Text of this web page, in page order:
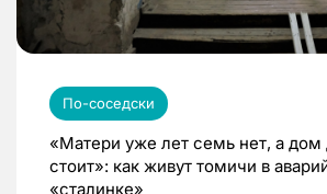
По-соседски
«Матери уже лет семь нет, а дом
стоит»: как живут томичи в
«сталинке»